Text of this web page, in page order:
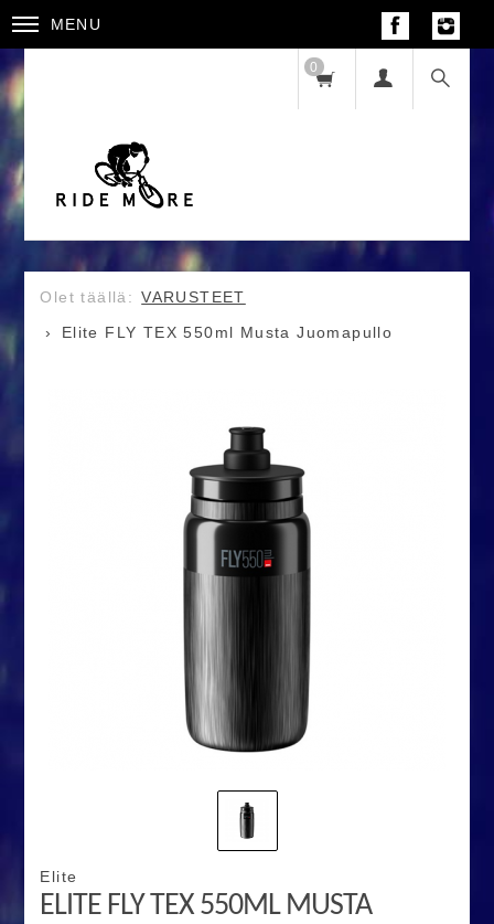
MENU
0
VARUSTEET
Elite FLY TEX 550ml Musta Juomapullo
Elite
ELITE FLY TEX 550ML MUSTA